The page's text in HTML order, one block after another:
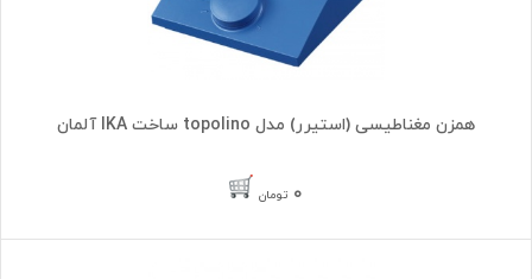
همزن مغناطیسی (استیرر) مدل topolino ساخت IKA آلمان
۰ تومان